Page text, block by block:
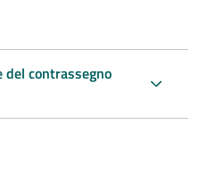
del contrassegno